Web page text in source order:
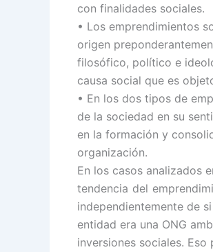
con finalidades sociales.
• Los emprendimientos
origen
filosófico, político e
causa social que es
• En los dos tipos de
de la sociedad en su
en la formación y
organización.
En los casos analizados
tendencia del
independientemente de
entidad era una ONG
inversiones sociales.